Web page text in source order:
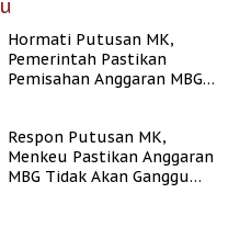
Hormati Putusan MK,
Pemerintah Pastikan
Pemisahan Anggaran MBG
Respon Putusan MK,
Menkeu Pastikan Anggaran
MBG Tidak Akan Ganggu